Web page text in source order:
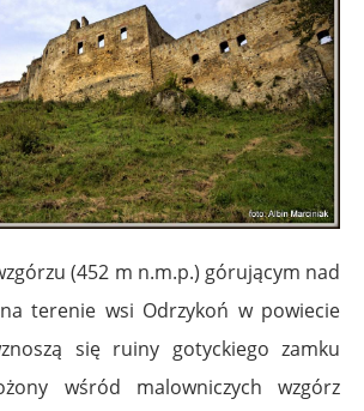
(452 m n.m.p.) górującym nad
terenie wsi Odrzykoń w powiecie
się ruiny gotyckiego zamku
wśród malowniczych wzgórz